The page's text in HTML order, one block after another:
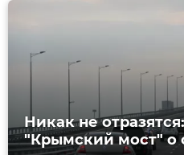
Никак не
"Крымский мост" о